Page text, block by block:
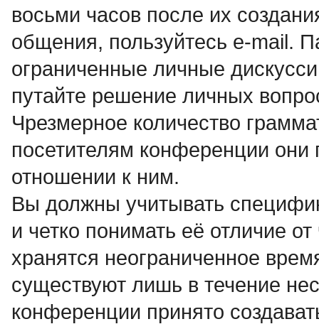
восьми часов после их
общения, пользуйтесь e-mail.
ограниченные личные
путайте решение личных
Чpезмеpное количество
посетителям конференции
отношении к ним.
Вы должны учитывать
и четко понимать её отличие
хранятся неограниченное
существуют лишь в течение
конференции принято